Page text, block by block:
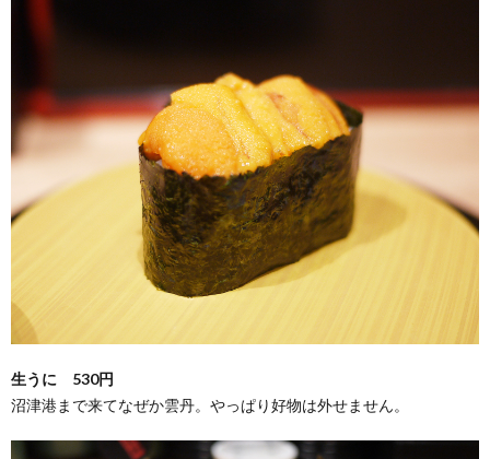
生うに 530円
沼津港まで来てなぜか雲丹。やっぱり好物は外せません。